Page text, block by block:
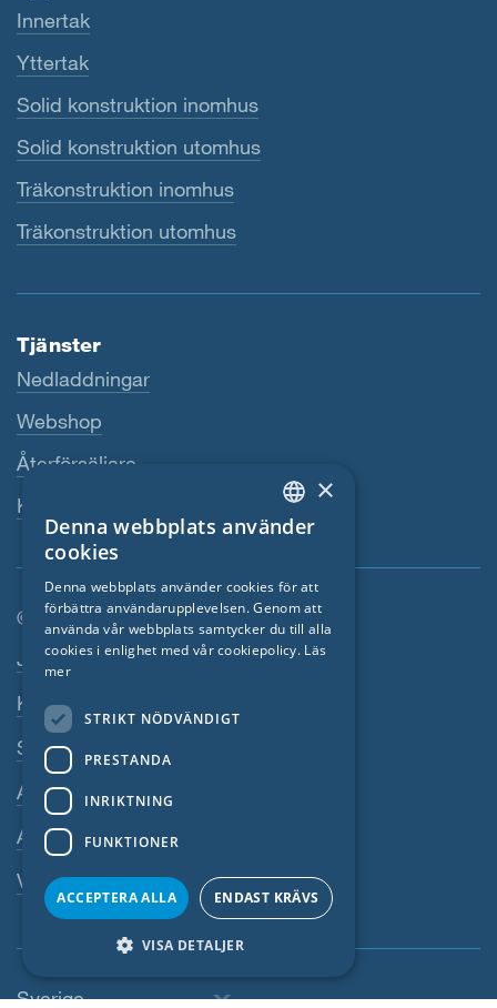
Innertak
Yttertak
Solid konstruktion inomhus
Solid konstruktion utomhus
Träkonstruktion inomhus
Träkonstruktion utomhus
Tjänster
Nedladdningar
Webshop
Återförsäljare
Kontaktperson
© SIGA 2026
Footer-navigation
Jobb
Kontakta
Sekretesspolicy
Avtryck
Allmänna villkor
Visselblasarsystem
Sverige
ENGLISH
FRENCH
CZECH
NORWEGIAN
×
Denna webbplats använder
cookies
Denna webbplats använder cookies för att
förbättra användarupplevelsen. Genom att
använda vår webbplats samtycker du till alla
cookies i enlighet med vår cookiepolicy. Läs
mer
STRIKT NÖDVÄNDIGT
PRESTANDA
INRIKTNING
FUNKTIONER
ACCEPTERA ALLA ENDAST KRÄVS
VISA DETALJER